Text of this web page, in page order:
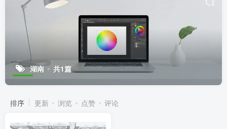
湖南 共1篇
排序 更新 浏览 点赞 评论